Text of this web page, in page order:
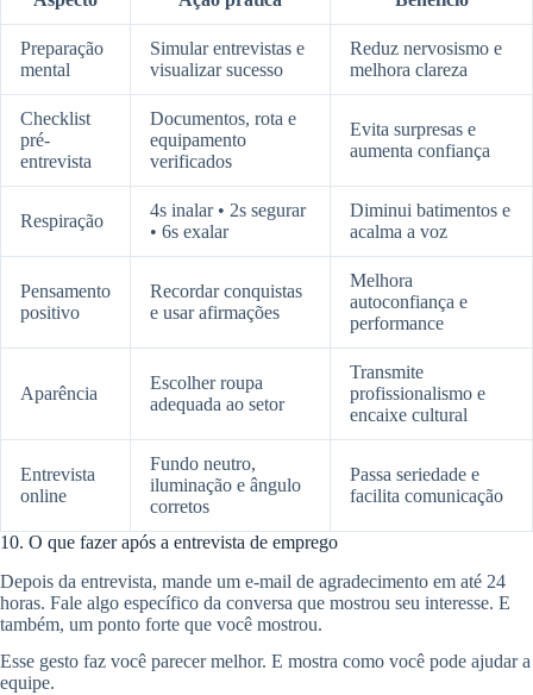
Preparação
mental
Simular entrevistas e
visualizar sucesso
Reduz nervosismo e
melhora clareza
Checklist
pré-
entrevista
Documentos, rota e
equipamento
verificados
Evita surpresas e
aumenta confiança
Respiração
4s inalar • 2s segurar
• 6s exalar
Diminui batimentos e
acalma a voz
Pensamento
positivo
Recordar conquistas
e usar afirmações
Melhora
autoconfiança e
performance
Aparência
Escolher roupa
adequada ao setor
Transmite
profissionalismo e
encaixe cultural
Entrevista
online
Fundo neutro,
iluminação e ângulo
corretos
Passa seriedade e
facilita comunicação
10. O que fazer após a entrevista de emprego
Depois da entrevista, mande um e-mail de agradecimento em até 24
horas. Fale algo específico da conversa que mostrou seu interesse. E
também, um ponto forte que você mostrou.
Esse gesto faz você parecer melhor. E mostra como você pode ajudar a
equipe.